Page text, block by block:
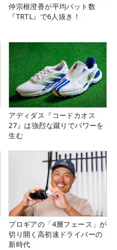
仲宗根澄香が平均パット数
『TRTL』で6人抜き！
アディダス『コードカオス
27』は強烈な蹴りでパワーを
生む
プロギアの「4層フェース」が
切り開く高初速ドライバーの
新時代